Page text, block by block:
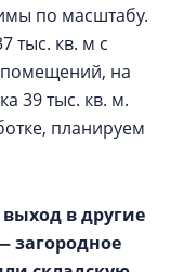
по масштабу.
тыс. кв. м с
на
39 тыс. кв. м.
планируем
в другие
загородное